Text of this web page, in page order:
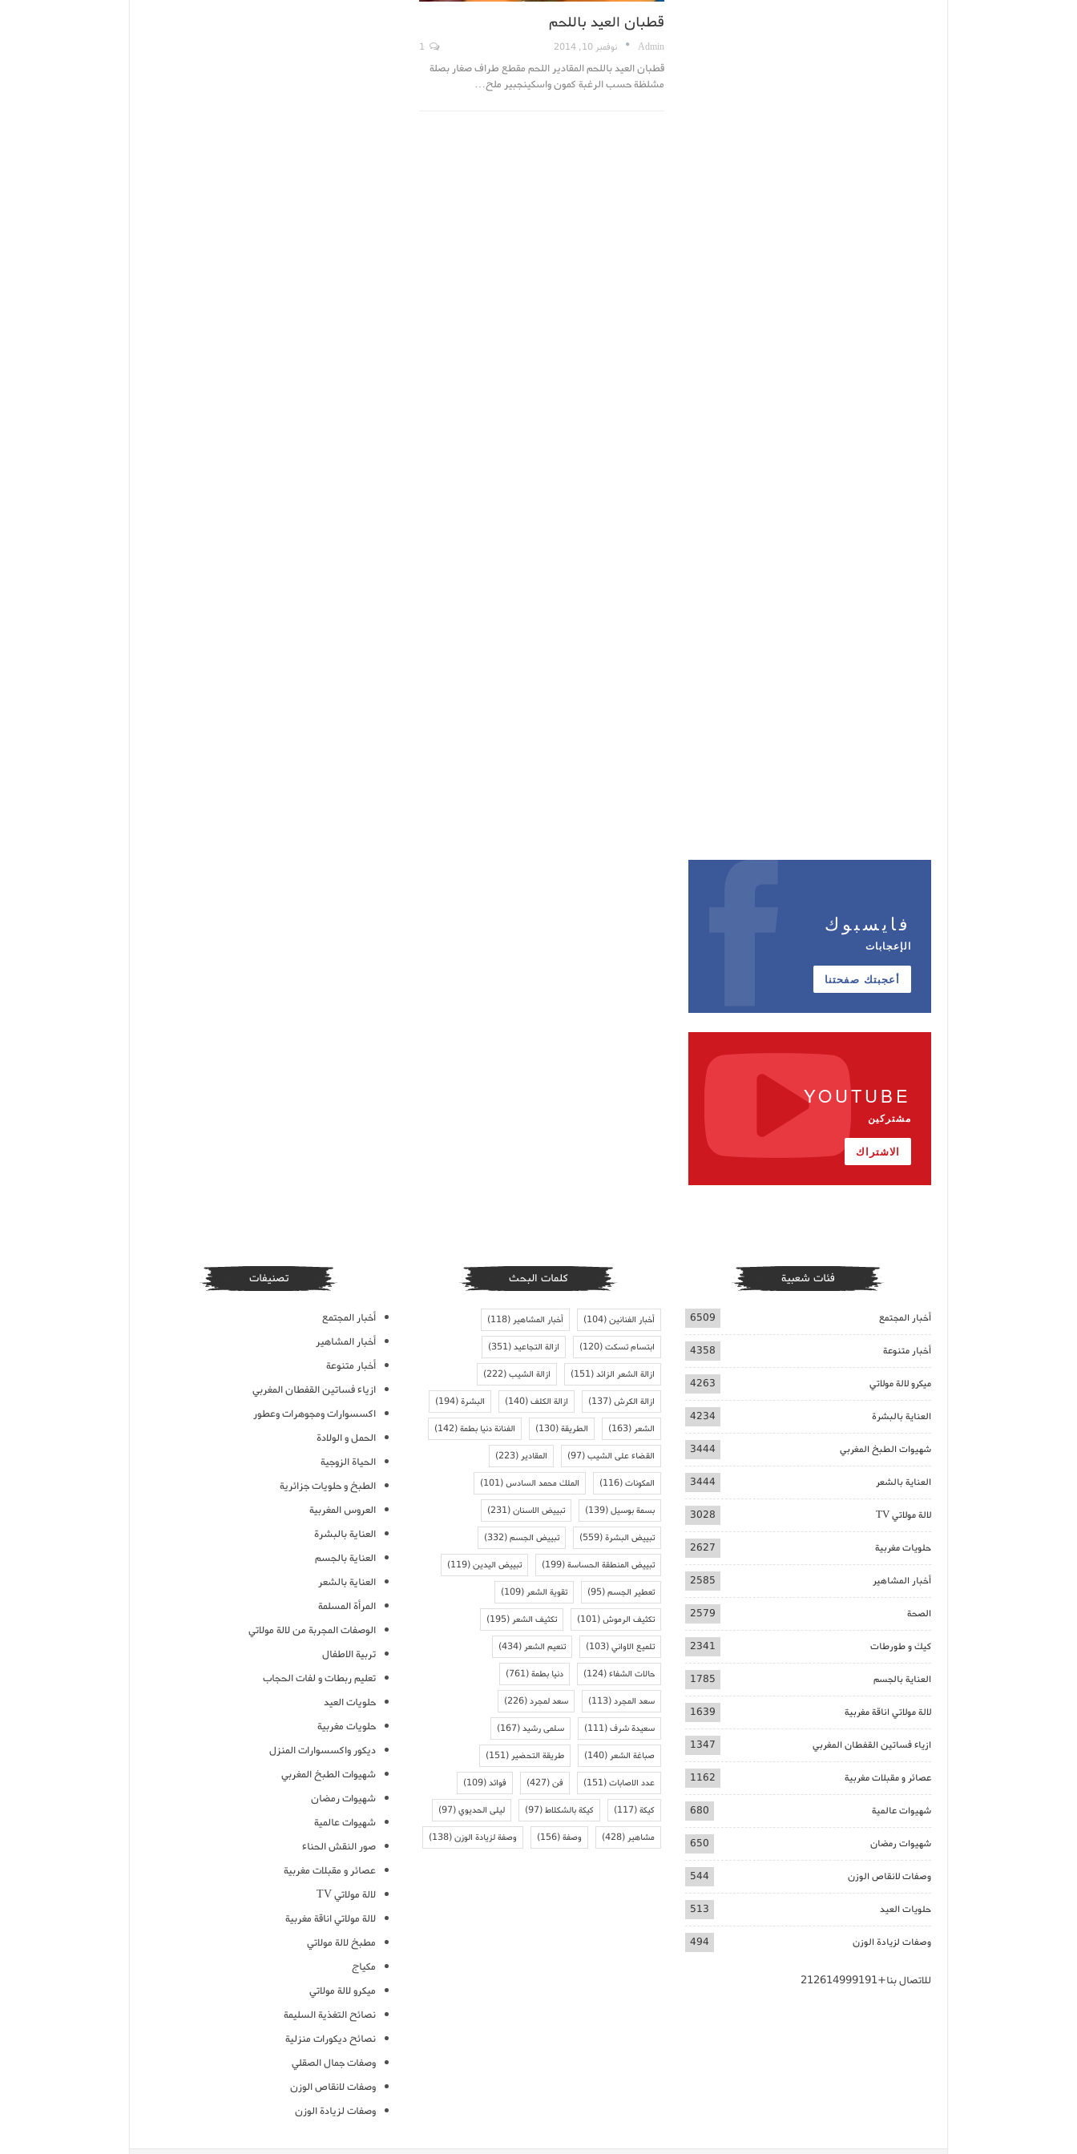
قطبان العيد باللحم
Admin نوفمبر 10, 2014
قطبان العيد باللحم المقادير اللحم مقطع طراف صغار بصلة
مشلظة حسب الرغبة كمون واسكينجبير ملح…
فايسبوك
الإعجابات
أعجبتك صفحتنا
YOUTUBE
مشتركين
الاشتراك
فئات شعبية
أخبار المجتمع 6509
أخبار متنوعة 4358
ميكرو لالة مولاتي 4263
العناية بالبشرة 4234
شهيوات الطبخ المغربي 3444
العناية بالشعر 3444
لالة مولاتي TV 3028
حلويات مغربية 2627
أخبار المشاهير 2585
الصحة 2579
كيك و طورطات 2341
العناية بالجسم 1785
لالة مولاتي اناقة مغربية 1639
ازياء فساتين القفطان المغربي 1347
عصائر و مقبلات مغربية 1162
شهيوات عالمية 680
شهيوات رمضان 650
وصفات لانقاص الوزن 544
حلويات العيد 513
وصفات لزيادة الوزن 494
للاتصال بنا+212614999191
كلمات البحث
أخبار الفنانين(104) أخبار المشاهير(118)
ابتسام تسكت(120) ازالة التجاعيد(351)
ازالة الشعر الزائد(151) ازالة الشيب(222)
ازالة الكرش(137) ازالة الكلف(140) البشرة(194)
الشعر(163) الطريقة(130) الفنانة دنيا بطمة(142)
القضاء على الشيب(97) المقادير(223)
المكونات(116) الملك محمد السادس(101)
بسمة بوسيل(139) تبييض الاسنان(231)
تبييض البشرة(559) تبييض الجسم(332)
تبييض المنطقة الحساسة(199) تبييض اليدين(119)
تعطير الجسم(95) تقوية الشعر(109)
تكثيف الرموش(101) تكثيف الشعر(195)
تلميع الاواني(103) تنعيم الشعر(434)
حالات الشفاء(124) دنيا بطمة(761)
سعد المجرد(113) سعد لمجرد(226)
سعيدة شرف(111) سلمى رشيد(167)
صباغة الشعر(140) طريقة التحضير(151)
عدد الاصابات(151) فن(427) فوائد(109)
كيكة(117) كيكة بالشكلاط(97) ليلى الحديوي(97)
مشاهير(428) وصفة(156) وصفة لزيادة الوزن(138)
تصنيفات
أخبار المجتمع
أخبار المشاهير
أخبار متنوعة
ازياء فساتين القفطان المغربي
اكسسوارات ومجوهرات وعطور
الحمل و الولادة
الحياة الزوجية
الطبخ و حلويات جزائرية
العروس المغربية
العناية بالبشرة
العناية بالجسم
العناية بالشعر
المرأة المسلمة
الوصفات المجربة من لالة مولاتي
تربية الاطفال
تعليم ربطات و لفات الحجاب
حلويات العيد
حلويات مغربية
ديكور واكسسوارات المنزل
شهيوات الطبخ المغربي
شهيوات رمضان
شهيوات عالمية
صور النقش الحناء
عصائر و مقبلات مغربية
لالة مولاتي TV
لالة مولاتي اناقة مغربية
مطبخ لالة مولاتي
مكياج
ميكرو لالة مولاتي
نصائح التغذية السليمة
نصائح ديكورات منزلية
وصفات جمال الصقلي
وصفات لانقاص الوزن
وصفات لزيادة الوزن